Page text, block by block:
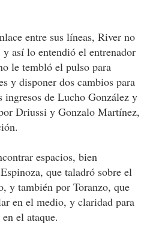
entre sus líneas, River no
y así lo entendió el entrenador
le tembló el pulso para
y disponer dos cambios para
de Lucho González y
Driussi y Gonzalo Martínez,
espacios, bien
que taladró sobre el
y también por Toranzo, que
en el medio, y claridad para
el ataque.